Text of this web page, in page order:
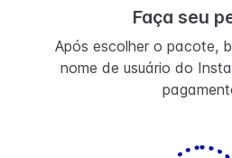
Faça seu
Após escolher o pacote,
nome de usuário do